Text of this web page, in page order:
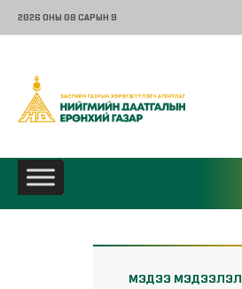
2026 ОНЫ 08 САРЫН 9
МЭДЭЭ МЭДЭЭЛЭЛ